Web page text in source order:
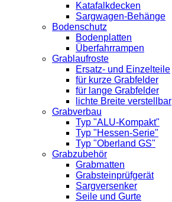
Katafalkdecken
Sargwagen-Behänge
Bodenschutz
Bodenplatten
Überfahrrampen
Grablaufroste
Ersatz- und Einzelteile
für kurze Grabfelder
für lange Grabfelder
lichte Breite verstellbar
Grabverbau
Typ "ALU-Kompakt"
Typ "Hessen-Serie"
Typ "Oberland GS"
Grabzubehör
Grabmatten
Grabsteinprüfgerät
Sargversenker
Seile und Gurte